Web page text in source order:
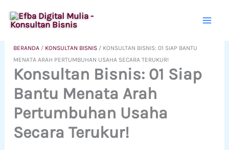
ke
BERANDA / KONSULTAN BISNIS / KONSULTAN BISNIS: 01 SIAP BANTU
MENATA ARAH PERTUMBUHAN USAHA SECARA TERUKUR!
Konsultan Bisnis: 01 Siap
Bantu Menata Arah
Pertumbuhan Usaha
Secara Terukur!